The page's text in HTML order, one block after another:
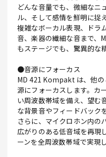
どんな音量でも、微細なニ
ル、そして感情を鮮明に捉
複雑なボーカル表現、ドラ
音、楽器の繊細な音まで、
もステージでも、驚異的な
●音源にフォーカス
MD 421 Kompakt は、他
源にフォーカスします。カ
い周波数帯域を備え、望む
な背景音やフィードバック
さらに、マイクロホン内の
広がりのある低音域を再現
ーンを全周波数帯域で実現し